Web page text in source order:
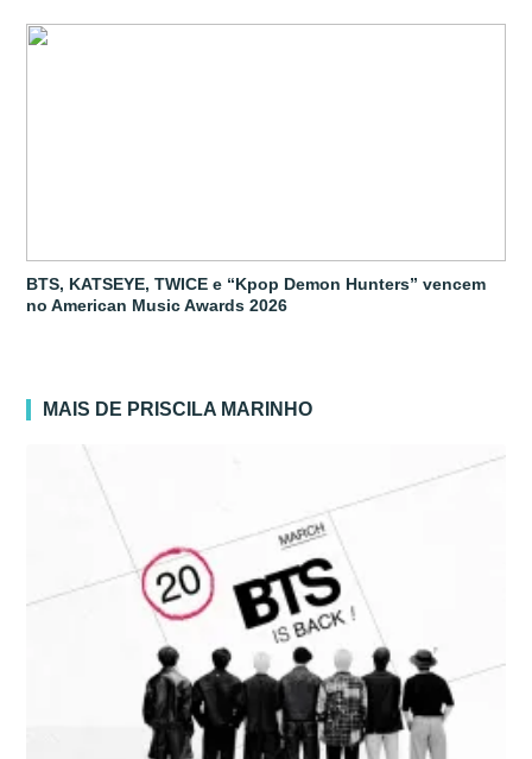
BTS, KATSEYE, TWICE e “Kpop Demon Hunters” vencem
no American Music Awards 2026
MAIS DE PRISCILA MARINHO